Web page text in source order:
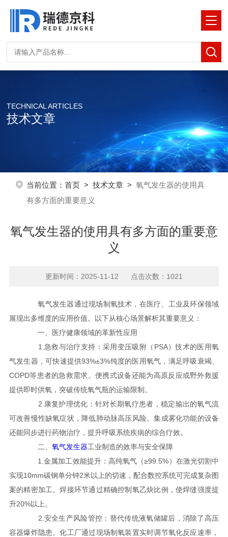
TECHNICAL ARTICLES
技术文章
当前位置： 首页> 技术文章> 氧气发生器的使用具
有多方面的重要意义
氧气发生器的使用具有多方面的重要意
义
更新时间：2025-11-12 点击次数：1021
氧气发生器通过现场制氧技术，在医疗、工业及环保领域
展现出多维度的应用价值。以下从核心场景解析其重要意义：
一、医疗健康领域的革新性应用
1.急救与治疗支持：采用变压吸附（PSA）技术的医用氧
气发生器，可快速提供93%±3%纯度的医用氧气，满足呼吸衰竭、
COPD等患者的急救需求。便携式设备还能为高原反应或野外救援
提供即时供氧，突破传统氧气瓶的运输限制。
2.康复护理优化：针对长期氧疗患者，稳定输出的氧气流
可改善慢性缺氧症状，降低肺动脉高压风险。集成雾化功能的设备
还能同步进行药物治疗，提升呼吸系统疾病的综合疗效。
二、 氧气发生器工业制造的效率与安全保障
1.金属加工效能提升：高纯氧气（≥99.5%）在激光切割中
实现10mm碳钢单分钟2米以上的切速，配合数控系统可完成复杂图
案的精密加工。焊接环节通过精确控制氧乙炔比例，使焊缝强度提
升20%以上。
2.安全生产风险管控：替代传统液氧储罐后，消除了高压
容器爆炸隐患。化工厂通过现场制氧装置实时调节氧化反应速率，